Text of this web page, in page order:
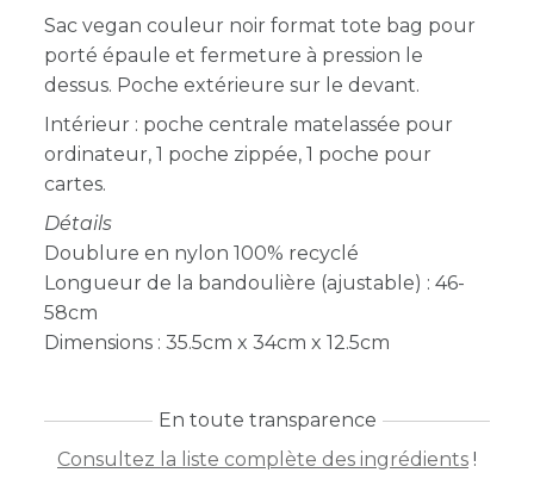
Sac vegan couleur noir format tote bag pour
porté épaule et fermeture à pression le
dessus. Poche extérieure sur le devant.
Intérieur : poche centrale matelassée pour
ordinateur, 1 poche zippée, 1 poche pour
cartes.
Détails
Doublure en nylon 100% recyclé
Longueur de la bandoulière (ajustable) : 46-
58cm
Dimensions :35.5cm x 34cm x 12.5cm
En toute transparence
Consultez la liste complète des ingrédients !